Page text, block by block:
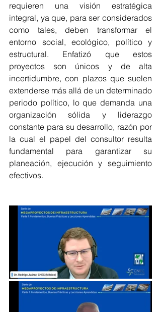
requieren una visión estratégica
integral, ya que, para ser considerados
como tales, deben transformar el
entorno social, ecológico, político y
estructural. Enfatizó que estos
proyectos son únicos y de alta
incertidumbre, con plazos que suelen
extenderse más allá de un determinado
periodo político, lo que demanda una
organización sólida y liderazgo
constante para su desarrollo, razón por
la cual el papel del consultor resulta
fundamental para garantizar su
planeación, ejecución y seguimiento
efectivos.